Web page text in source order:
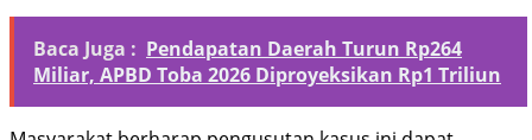
Baca Juga : Pendapatan Daerah Turun Rp264
Miliar, APBD Toba 2026 Diproyeksikan Rp1 Triliun